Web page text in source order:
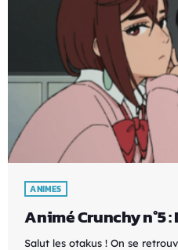
ANIMES
Animé Crunchy n°5 :
Salut les otakus ! On se